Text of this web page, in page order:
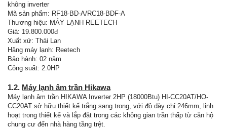
không inverter
Mã sản phẩm: RF18-BD-A/RC18-BDF-A
Thương hiệu: MÁY LẠNH REETECH
Giá: 19.800.000đ
Xuất xứ: Thái Lan
Hãng máy lạnh: Reetech
Bảo hành: 02 năm
Công suất: 2.0HP
1.2. Máy lạnh âm trần Hikawa
Máy lạnh âm trần HIKAWA Inverter 2HP (18000Btu) HI-CC20AT/HO-
CC20AT sở hữu thiết kế trắng sang trọng, với độ dày chỉ 246mm, linh
hoạt trong thiết kế và lắp đặt trong các không gian trần thấp từ căn hộ
chung cư đến nhà hàng tầng trệt.